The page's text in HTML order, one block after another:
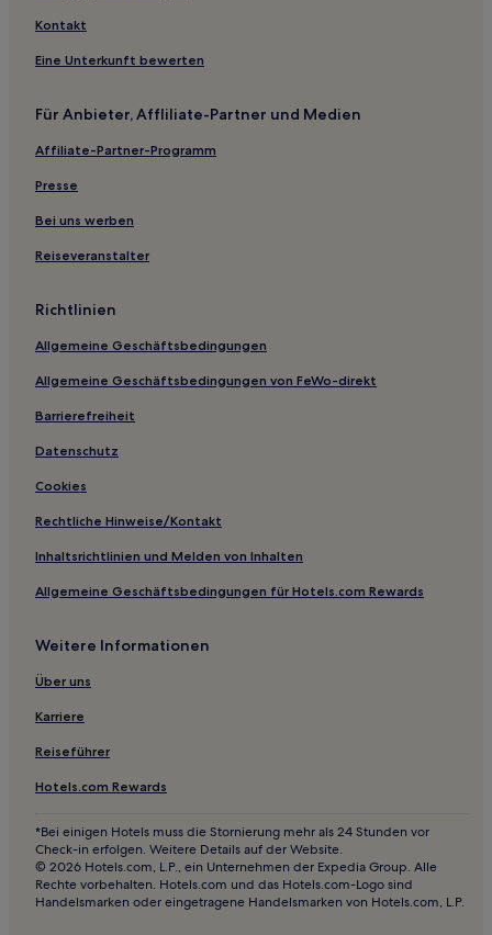
Malas Hotels
Winkel Hotels
Wiggensbach Hotels
Ferienwohnungen in Tiefenbach
Ferienwohnungen in Oberstdorf
Ferienwohnungen in Bad Hindelang
Hotels mit Pool in Lindau
Hotels mit inbegriffenem Frühstück in Lindau
Familien in Lindau
Haustierfreundliche in Lindau
Familien in Oberstaufen
Haustierfreundliche in Oberstaufen
Hotels mit inbegriffenem Frühstück in Oberstaufen
Hotels mit Parkplatz in Ofterschwang
Hotels mit Parkplatz in Tiefenbach
Hotels mit inbegriffenem Frühstück in Wasserburg am
Haustierfreundliche in Missen
Familien in Missen
Hotels mit Parkplatz in Missen
Familien in Pfronten
Kontakt
Eine Unterkunft bewerten
Für Anbieter, Affliliate-Partner und Medien
Affiliate-Partner-Programm
Presse
Bei uns werben
Reiseveranstalter
Richtlinien
Allgemeine Geschäftsbedingungen
Allgemeine Geschäftsbedingungen von FeWo-direkt
Barrierefreiheit
Datenschutz
Cookies
Rechtliche Hinweise/Kontakt
Inhaltsrichtlinien und Melden von Inhalten
Allgemeine Geschäftsbedingungen für Hotels.com Rewards
Weitere Informationen
Über uns
Karriere
Reiseführer
Hotels.com Rewards
*Bei einigen Hotels muss die Stornierung mehr als 24 Stunden vor
Check-in erfolgen. Weitere Details auf der Website.
© 2026 Hotels.com, L.P., ein Unternehmen der Expedia Group. Alle
Rechte vorbehalten. Hotels.com und das Hotels.com-Logo sind
Handelsmarken oder eingetragene Handelsmarken von Hotels.com, L.P.